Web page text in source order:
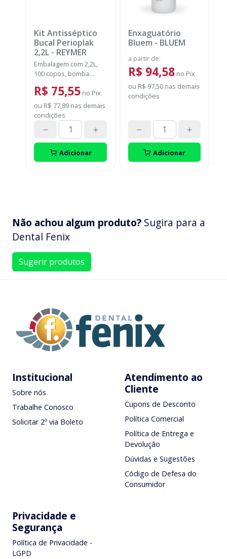
Kit Antisséptico
Bucal Perioplak
2,2L - REYMER
Embalagem com 2,2L,
100 copos, bomba
R$ 75,55 no Pix
ou R$ 77,89 nas demais
condições
Adicionar
Enxaguatório
Bluem - BLUEM
a partir de:
R$ 94,58 no Pix
ou R$ 97,50nas demais
condições
Adicionar
Não achou algum produto? Sugira para a
Dental Fenix
Sugerir produtos
Institucional
Sobre nós
Trabalhe Conosco
Solicitar 2º via Boleto
Atendimento ao
Cliente
Cupons de Desconto
Política Comercial
Política de Entrega e
Devolução
Dúvidas e Sugestões
Código de Defesa do
Consumidor
Privacidade e
Segurança
Política de Privacidade -
LGPD